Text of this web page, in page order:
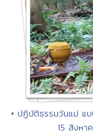
• ปฏิบัติธรรมวันแม่ แ
15 สิงห